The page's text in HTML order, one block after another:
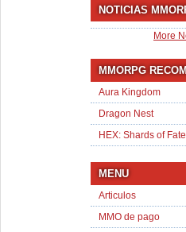
NOTICIAS
More
MMORPG
Aura Kingdom
Dragon Nest
HEX: Shards of Fate
MENU
Articulos
MMO de pago